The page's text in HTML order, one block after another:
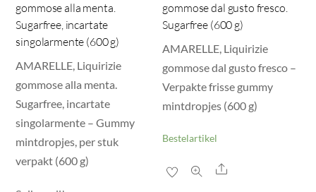
gommose alla menta.
Sugarfree, incartate
singolarmente (600 g)
AMARELLE, Liquirizie
gommose alla menta.
Sugarfree, incartate
singolarmente – Gummy
mintdropjes, per stuk
verpakt (600 g)
gommose dal gusto fresco.
Sugarfree (600 g)
AMARELLE, Liquirizie
gommose dal gusto fresco –
Verpakte frisse gummy
mintdropjes (600 g)
Bestelartikel
Share